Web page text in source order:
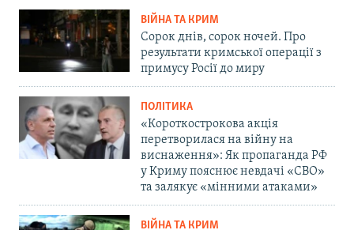
ВІЙНА ТА КРИМ
Сорок днів, сорок ночей. Про
результати кримської операції з
примусу Росії до миру
ПОЛІТИКА
«Короткострокова акція
перетворилася на війну на
виснаження»: Як пропаганда РФ
у Криму пояснює невдачі «СВО»
та залякує «мінними атаками»
ВІЙНА ТА КРИМ